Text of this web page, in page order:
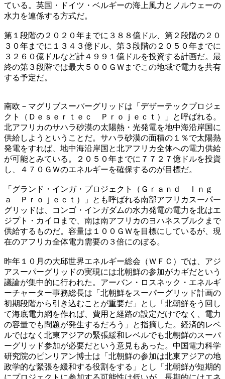
ている。英国・ドイツ・ベルギーの海上風力とノルウェーの
水力を連係する方式だ。
第１段階の２０２０年までに３８８億ドル、第２段階の２０
３０年までに１３４３億ドル、第３段階の２０５０年までに
３２６０億ドルなど計４９９１億ドルを投資する計画だ。最
終の第３段階では最大５００ＧＷまでこの地域で電力を共有
する予定だ。
南欧－マグリブスーパーグリッドは「デザーテックプロジェ
クト（Ｄｅｓｅｒｔｅｃ Ｐｒｏｊｅｃｔ）」と呼ばれる。
北アフリカのサハラ砂漠の太陽熱・光発電を地中海沿岸国に
供給しようということだ。サハラ砂漠の面積の１％で太陽熱
発電をすれば、地中海沿岸国と北アフリカ全体への電力供給
が可能とみている。２０５０年までに７７２７億ドルを投資
し、４７０ＧＷのエネルギーを確保するのが目標だ。
「グランド・インガ・プロジェクト（Ｇｒａｎｄ Ｉｎｇ
ａ Ｐｒｏｊｅｃｔ）」とも呼ばれる南部アフリカスーパー
グリッドは、コンゴ・インガダムの水力発電の電力を北はエ
ジプト・カイロまで、南は南アフリカのヨハネスブルクまで
供給するものだ。容量は１００ＧＷを目標にしているが、現
在のアフリカ全体電力需要の３倍にのぼる。
昨年１０月の大邱世界エネルギー総会（ＷＦＣ）では、アジ
アスーパーグリッドの実現には北朝鮮の参加がカギだという
議論が集中的に行われた。アーバン・ロスネック・エネルギ
ーチャーター事務総長は「北朝鮮をスーパーグリッド計画の
初期段階から引き込むことが重要だ」とし「北朝鮮をう回し
て海底電力網を作れば、費用と経路の設定だけでなく、電力
の容量でも問題が発生するだろう」と指摘した。経済的レベ
ルではなく北東アジアの緊張緩和レベルでも北朝鮮のスーパ
ーグリッド参加が必要だという意見もあった。中国電力科学
研究院のピンリアン博士は「北朝鮮の参加は北東アジアの地
政学的な緊張を緩和する役割をする」とし「北朝鮮が短期的